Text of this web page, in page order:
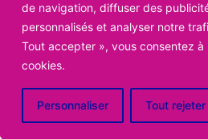
de navigation, diffuser des
personnalisés et analyser notre
Tout accepter », vous consentez
cookies.
Personnaliser Tout rejeter